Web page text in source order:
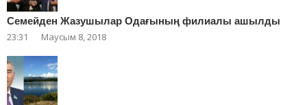
Cемейден Жазушылар Одағының филиалы ашылды
23:31 Маусым 8, 2018